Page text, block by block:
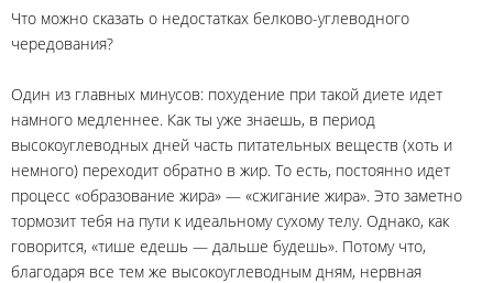
Что можно сказать о недостатках белково-углеводного
чередования?
Один из главных минусов: похудение при такой диете идет
намного медленнее. Как ты уже знаешь, в период
высокоуглеводных дней часть питательных веществ (хоть и
немного) переходит обратно в жир. То есть, постоянно идет
процесс «образование жира» — «сжигание жира». Это заметно
тормозит тебя на пути к идеальному сухому телу. Однако, как
говорится, «тише едешь — дальше будешь». Потому что,
благодаря все тем же высокоуглеводным дням, нервная